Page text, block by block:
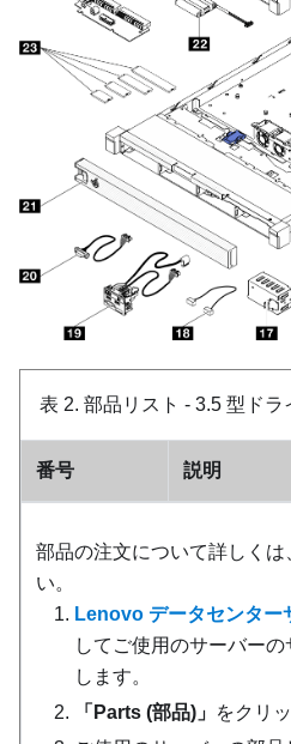
表 2. 部品リスト - 3.5 型ドラ
番号 説明
部品の注文について詳しく
い。
Lenovo データセンター
してご使用のサーバー
します。
「Parts (部品)」 をクリ